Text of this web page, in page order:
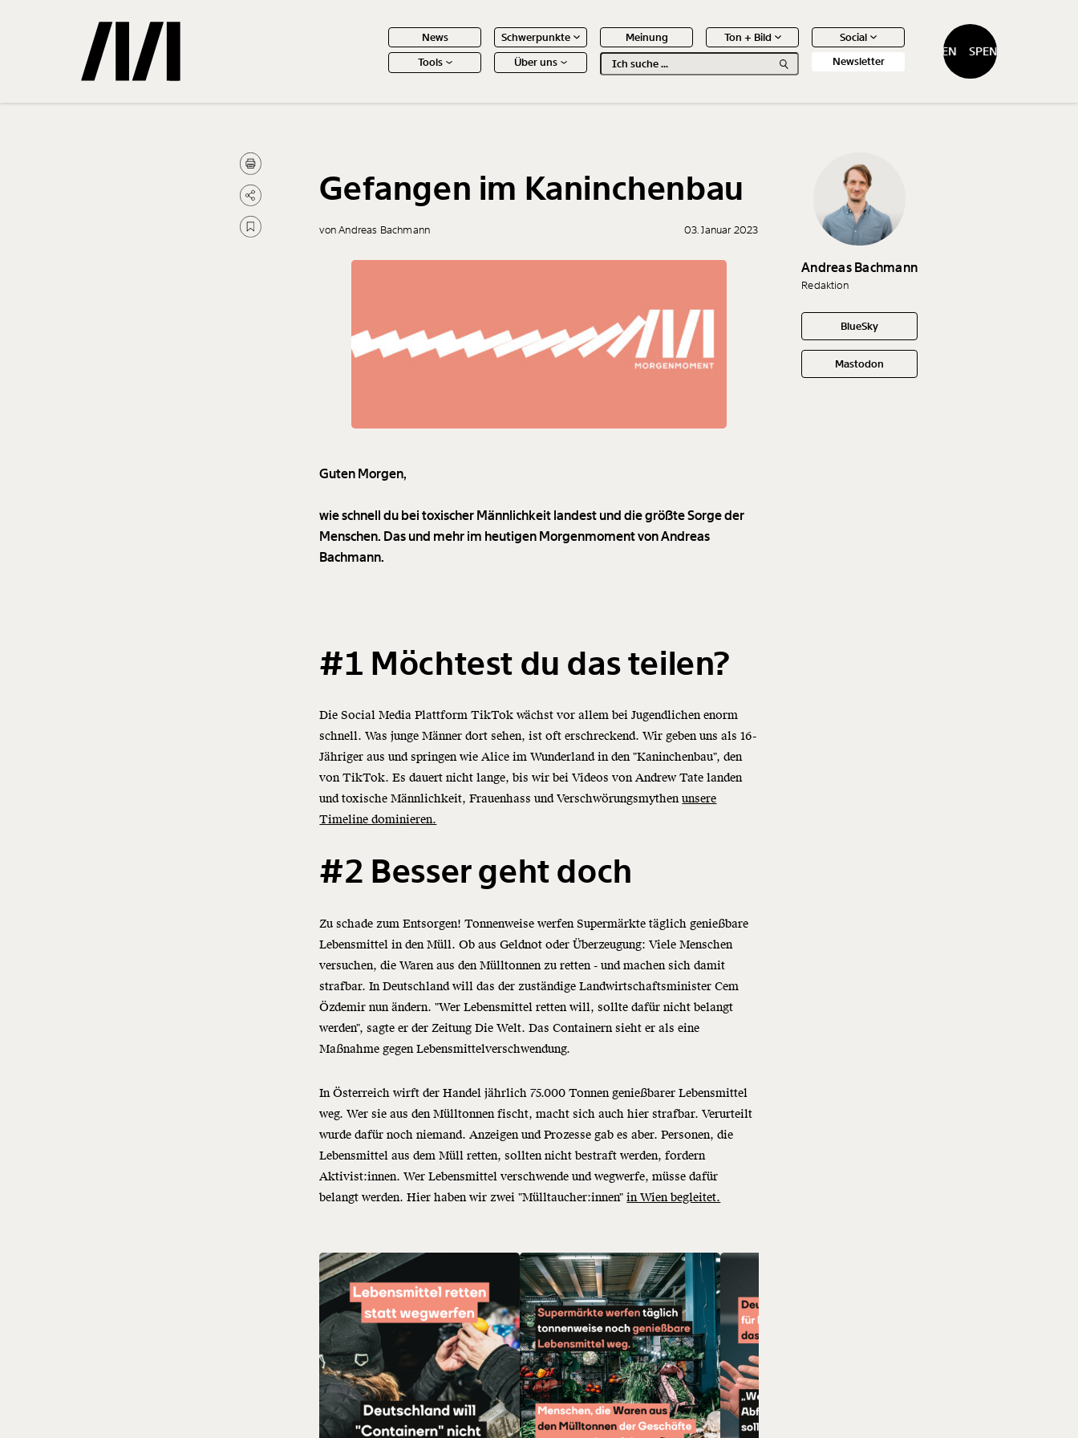
News Schwerpunkte Meinung Ton + Bild
Social
Tools
Über uns Newsletter
SPENDEN SPENDEN
Gemerkte Inhalte
Treffer Artikel
Gefangen im Kaninchenbau
von Andreas Bachmann 03. Januar 2023
Guten Morgen,
wie schnell du bei toxischer Männlichkeit landest und die größte Sorge der
Menschen. Das und mehr im heutigen Morgenmoment von Andreas
Bachmann.
#1 Möchtest du das teilen?
Die Social Media Plattform TikTok wächst vor allem bei Jugendlichen enorm
schnell. Was junge Männer dort sehen, ist oft erschreckend. Wir geben uns als 16-
Jähriger aus und springen wie Alice im Wunderland in den "Kaninchenbau", den
von TikTok. Es dauert nicht lange, bis wir bei Videos von Andrew Tate landen
und toxische Männlichkeit, Frauenhass und Verschwörungsmythenunsere
Timeline dominieren.
#2 Besser geht doch
Zu schade zum Entsorgen! Tonnenweise werfen Supermärkte täglich genießbare
Lebensmittel in den Müll. Ob aus Geldnot oder Überzeugung: Viele Menschen
versuchen, die Waren aus den Mülltonnen zu retten - und machen sich damit
strafbar. In Deutschland will das der zuständige Landwirtschaftsminister Cem
Özdemir nun ändern. "Wer Lebensmittel retten will, sollte dafür nicht belangt
werden", sagte er der Zeitung Die Welt. Das Containern sieht er als eine
Maßnahme gegen Lebensmittelverschwendung.
In Österreich wirft der Handel jährlich 75.000 Tonnen genießbarer Lebensmittel
weg. Wer sie aus den Mülltonnen fischt, macht sich auch hier strafbar. Verurteilt
wurde dafür noch niemand. Anzeigen und Prozesse gab es aber. Personen, die
Lebensmittel aus dem Müll retten, sollten nicht bestraft werden, fordern
Aktivist:innen. Wer Lebensmittel verschwende und wegwerfe, müsse dafür
belangt werden. Hier haben wir zwei "Mülltaucher:innen"in Wien begleitet.
Andreas Bachmann
Redaktion
BlueSky
Mastodon